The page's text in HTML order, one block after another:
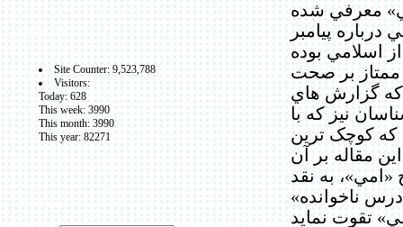
Site Counter: 9,523,788
Visitors:
Today: 628
This week: 3990
This month: 3990
This year: 82271
User login
معرفي شده
پيامبر
اسلامي بوده
ممتاز بر صحت
که گزارش هاي
نيز که با
که کوچک ترين
مقاله بر آن
به نقد
ناخوانده»